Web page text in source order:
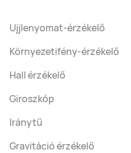
Ujjlenyomat-érzékelő
Környezetifény-érzékelő
Hall érzékelő
Giroszkóp
Iránytű
Gravitáció érzékelő